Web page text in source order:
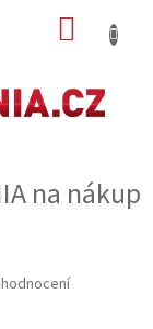
na nákup